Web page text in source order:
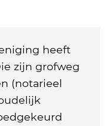
heeft
zijn grofweg
(notarieel